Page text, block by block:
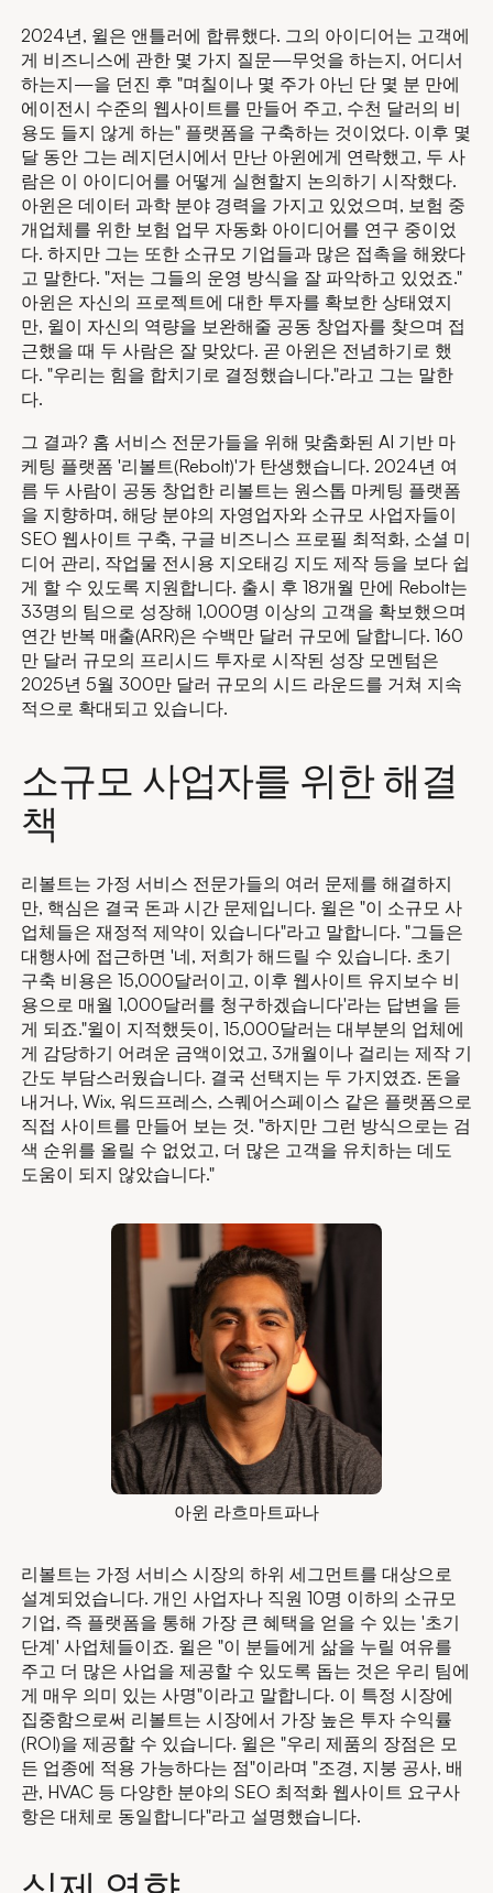
2024년, 윌은 앤틀러에 합류했다. 그의 아이디어는 고객에
게 비즈니스에 관한 몇 가지 질문—무엇을 하는지, 어디서
하는지—을 던진 후 "며칠이나 몇 주가 아닌 단 몇 분 만에
에이전시 수준의 웹사이트를 만들어 주고, 수천 달러의 비
용도 들지 않게 하는" 플랫폼을 구축하는 것이었다. 이후 몇
달 동안 그는 레지던시에서 만난 아윈에게 연락했고, 두 사
람은 이 아이디어를 어떻게 실현할지 논의하기 시작했다.
아윈은 데이터 과학 분야 경력을 가지고 있었으며, 보험 중
개업체를 위한 보험 업무 자동화 아이디어를 연구 중이었
다. 하지만 그는 또한 소규모 기업들과 많은 접촉을 해왔다
고 말한다. "저는 그들의 운영 방식을 잘 파악하고 있었죠."
아윈은 자신의 프로젝트에 대한 투자를 확보한 상태였지
만, 윌이 자신의 역량을 보완해줄 공동 창업자를 찾으며 접
근했을 때 두 사람은 잘 맞았다. 곧 아윈은 전념하기로 했
다. "우리는 힘을 합치기로 결정했습니다."라고 그는 말한
다.
그 결과? 홈 서비스 전문가들을 위해 맞춤화된 AI 기반 마
케팅 플랫폼 '리볼트(Rebolt)'가 탄생했습니다. 2024년 여
름 두 사람이 공동 창업한 리볼트는 원스톱 마케팅 플랫폼
을 지향하며, 해당 분야의 자영업자와 소규모 사업자들이
SEO 웹사이트 구축, 구글 비즈니스 프로필 최적화, 소셜 미
디어 관리, 작업물 전시용 지오태깅 지도 제작 등을 보다 쉽
게 할 수 있도록 지원합니다. 출시 후 18개월 만에 Rebolt는
33명의 팀으로 성장해 1,000명 이상의 고객을 확보했으며
연간 반복 매출(ARR)은 수백만 달러 규모에 달합니다. 160
만 달러 규모의 프리시드 투자로 시작된 성장 모멘텀은
2025년 5월 300만 달러 규모의 시드 라운드를 거쳐 지속
적으로 확대되고 있습니다.
소규모 사업자를 위한 해결
책
리볼트는 가정 서비스 전문가들의 여러 문제를 해결하지
만, 핵심은 결국 돈과 시간 문제입니다. 윌은 "이 소규모 사
업체들은 재정적 제약이 있습니다"라고 말합니다. "그들은
대행사에 접근하면 '네, 저희가 해드릴 수 있습니다. 초기
구축 비용은 15,000달러이고, 이후 웹사이트 유지보수 비
용으로 매월 1,000달러를 청구하겠습니다'라는 답변을 듣
게 되죠."윌이 지적했듯이, 15,000달러는 대부분의 업체에
게 감당하기 어려운 금액이었고, 3개월이나 걸리는 제작 기
간도 부담스러웠습니다. 결국 선택지는 두 가지였죠. 돈을
내거나, Wix, 워드프레스, 스퀘어스페이스 같은 플랫폼으로
직접 사이트를 만들어 보는 것. "하지만 그런 방식으로는 검
색 순위를 올릴 수 없었고, 더 많은 고객을 유치하는 데도
도움이 되지 않았습니다."
아윈 라흐마트파나
리볼트는 가정 서비스 시장의 하위 세그먼트를 대상으로
설계되었습니다. 개인 사업자나 직원 10명 이하의 소규모
기업, 즉 플랫폼을 통해 가장 큰 혜택을 얻을 수 있는 '초기
단계' 사업체들이죠. 윌은 "이 분들에게 삶을 누릴 여유를
주고 더 많은 사업을 제공할 수 있도록 돕는 것은 우리 팀에
게 매우 의미 있는 사명"이라고 말합니다. 이 특정 시장에
집중함으로써 리볼트는 시장에서 가장 높은 투자 수익률
(ROI)을 제공할 수 있습니다. 윌은 "우리 제품의 장점은 모
든 업종에 적용 가능하다는 점"이라며 "조경, 지붕 공사, 배
관, HVAC 등 다양한 분야의 SEO 최적화 웹사이트 요구사
항은 대체로 동일합니다"라고 설명했습니다.